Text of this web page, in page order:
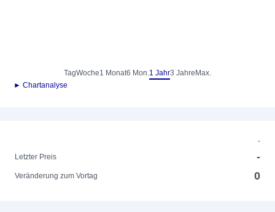
TagWoche1 Monat6 Mon.1 Jahr3 Jahre Max.
► Chartanalyse
-
Letzter Preis
-
Veränderung zum Vortag 0